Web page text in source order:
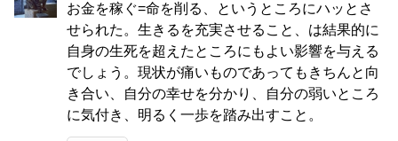
お金を稼ぐ=命を削る、というところにハッとさ
せられた。生きるを充実させること、は結果的に
自身の生死を超えたところにもよい影響を与える
でしょう。現状が痛いものであってもきちんと向
き合い、自分の幸せを分かり、自分の弱いところ
に気付き、明るく一歩を踏み出すこと。